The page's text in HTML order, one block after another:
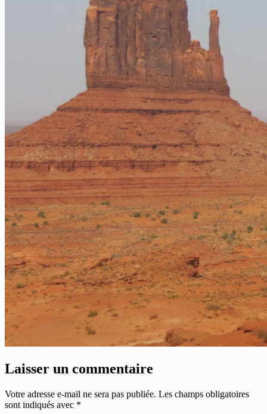
Laisser un commentaire
Votre adresse e-mail ne sera pas publiée. Les champs obligatoires
sont indiqués avec *